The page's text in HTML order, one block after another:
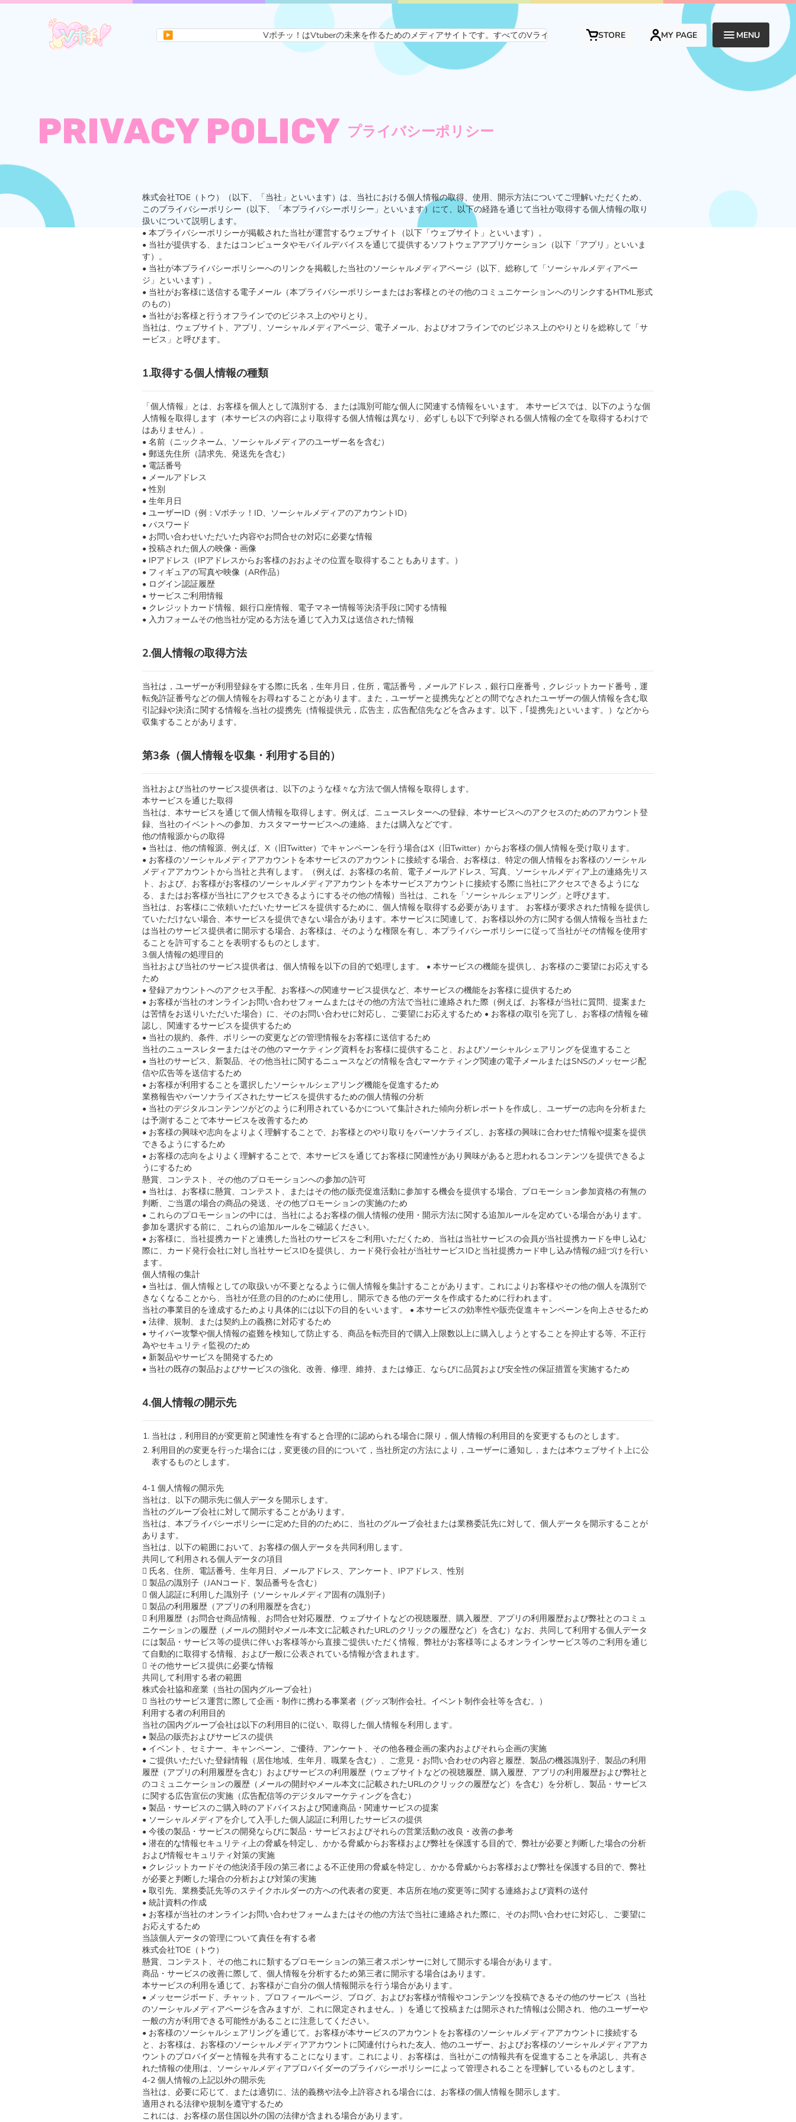
▶ Vポチッ！はVtuberの未来を作るためのメディアサイトです。すべてのVライバーとファンを“遊び”と“応援”でつなぐ、新しい形のエンタメプラットフォームで
STORE MY PAGE MENU
PRIVACY POLICY プライバシーポリシー
株式会社TOE（トウ）（以下、「当社」といいます）は、当社における個人情報の取得、使用、開示方法についてご理解いただくため、
このプライバシーポリシー（以下、「本プライバシーポリシー」といいます）にて、以下の経路を通じて当社が取得する個人情報の取り
扱いについて説明します。
• 本プライバシーポリシーが掲載された当社が運営するウェブサイト（以下「ウェブサイト」といいます）。
• 当社が提供する、またはコンピュータやモバイルデバイスを通じて提供するソフトウェアアプリケーション（以下「アプリ」といいま
す）。
• 当社が本プライバシーポリシーへのリンクを掲載した当社のソーシャルメディアページ（以下、総称して「ソーシャルメディアペー
ジ」といいます）。
• 当社がお客様に送信する電子メール（本プライバシーポリシーまたはお客様とのその他のコミュニケーションへのリンクするHTML形式
のもの）
• 当社がお客様と行うオフラインでのビジネス上のやりとり。
当社は、ウェブサイト、アプリ、ソーシャルメディアページ、電子メール、およびオフラインでのビジネス上のやりとりを総称して「サ
ービス」と呼びます。
1.取得する個人情報の種類
「個人情報」とは、お客様を個人として識別する、または識別可能な個人に関連する情報をいいます。 本サービスでは、以下のような個
人情報を取得します（本サービスの内容により取得する個人情報は異なり、必ずしも以下で列挙される個人情報の全てを取得するわけで
はありません）。
• 名前（ニックネーム、ソーシャルメディアのユーザー名を含む）
• 郵送先住所（請求先、発送先を含む）
• 電話番号
• メールアドレス
• 性別
• 生年月日
• ユーザーID（例：Vポチッ！ID、ソーシャルメディアのアカウントID）
• パスワード
• お問い合わせいただいた内容やお問合せの対応に必要な情報
• 投稿された個人の映像・画像
• IPアドレス（IPアドレスからお客様のおおよその位置を取得することもあります。）
• フィギュアの写真や映像（AR作品）
• ログイン認証履歴
• サービスご利用情報
• クレジットカード情報、銀行口座情報、電子マネー情報等決済手段に関する情報
• 入力フォームその他当社が定める方法を通じて入力又は送信された情報
2.個人情報の取得方法
当社は，ユーザーが利用登録をする際に氏名，生年月日，住所，電話番号，メールアドレス，銀行口座番号，クレジットカード番号，運
転免許証番号などの個人情報をお尋ねすることがあります。また，ユーザーと提携先などとの間でなされたユーザーの個人情報を含む取
引記録や決済に関する情報を,当社の提携先（情報提供元，広告主，広告配信先などを含みます。以下，｢提携先｣といいます。）などから
収集することがあります。
第3条（個人情報を収集・利用する目的）
当社および当社のサービス提供者は、以下のような様々な方法で個人情報を取得します。
本サービスを通じた取得
当社は、本サービスを通じて個人情報を取得します。例えば、ニュースレターへの登録、本サービスへのアクセスのためのアカウント登
録、当社のイベントへの参加、カスタマーサービスへの連絡、または購入などです。
他の情報源からの取得
• 当社は、他の情報源、例えば、X（旧Twitter）でキャンペーンを行う場合はX（旧Twitter）からお客様の個人情報を受け取ります。
• お客様のソーシャルメディアアカウントを本サービスのアカウントに接続する場合、お客様は、特定の個人情報をお客様のソーシャル
メディアアカウントから当社と共有します。（例えば、お客様の名前、電子メールアドレス、写真、ソーシャルメディア上の連絡先リス
ト、および、お客様がお客様のソーシャルメディアアカウントを本サービスアカウントに接続する際に当社にアクセスできるようにな
る、またはお客様が当社にアクセスできるようにするその他の情報）当社は、これを「ソーシャルシェアリング」と呼びます。
当社は、お客様にご依頼いただいたサービスを提供するために、個人情報を取得する必要があります。 お客様が要求された情報を提供し
ていただけない場合、本サービスを提供できない場合があります。本サービスに関連して、お客様以外の方に関する個人情報を当社また
は当社のサービス提供者に開示する場合、お客様は、そのような権限を有し、本プライバシーポリシーに従って当社がその情報を使用す
ることを許可することを表明するものとします。
3.個人情報の処理目的
当社および当社のサービス提供者は、個人情報を以下の目的で処理します。 • 本サービスの機能を提供し、お客様のご要望にお応えする
ため
• 登録アカウントへのアクセス手配、お客様への関連サービス提供など、本サービスの機能をお客様に提供するため
• お客様が当社のオンラインお問い合わせフォームまたはその他の方法で当社に連絡された際（例えば、お客様が当社に質問、提案また
は苦情をお送りいただいた場合）に、そのお問い合わせに対応し、ご要望にお応えするため • お客様の取引を完了し、お客様の情報を確
認し、関連するサービスを提供するため
• 当社の規約、条件、ポリシーの変更などの管理情報をお客様に送信するため
当社のニュースレターまたはその他のマーケティング資料をお客様に提供すること、およびソーシャルシェアリングを促進すること
• 当社のサービス、新製品、その他当社に関するニュースなどの情報を含むマーケティング関連の電子メールまたはSNSのメッセージ配
信や広告等を送信するため
• お客様が利用することを選択したソーシャルシェアリング機能を促進するため
業務報告やパーソナライズされたサービスを提供するための個人情報の分析
• 当社のデジタルコンテンツがどのように利用されているかについて集計された傾向分析レポートを作成し、ユーザーの志向を分析また
は予測することで本サービスを改善するため
• お客様の興味や志向をよりよく理解することで、お客様とのやり取りをパーソナライズし、お客様の興味に合わせた情報や提案を提供
できるようにするため
• お客様の志向をよりよく理解することで、本サービスを通じてお客様に関連性があり興味があると思われるコンテンツを提供できるよ
うにするため
懸賞、コンテスト、その他のプロモーションへの参加の許可
• 当社は、お客様に懸賞、コンテスト、またはその他の販売促進活動に参加する機会を提供する場合、プロモーション参加資格の有無の
判断、ご当選の場合の商品の発送、その他プロモーションの実施のため
• これらのプロモーションの中には、当社によるお客様の個人情報の使用・開示方法に関する追加ルールを定めている場合があります。
参加を選択する前に、これらの追加ルールをご確認ください。
• お客様に、当社提携カードと連携した当社のサービスをご利用いただくため、当社は当社サービスの会員が当社提携カードを申し込む
際に、カード発行会社に対し当社サービスIDを提供し、カード発行会社が当社サービスIDと当社提携カード申し込み情報の紐づけを行い
ます。
個人情報の集計
• 当社は、個人情報としての取扱いが不要となるように個人情報を集計することがあります。これによりお客様やその他の個人を識別で
きなくなることから、当社が任意の目的のために使用し、開示できる他のデータを作成するために行われます。
当社の事業目的を達成するためより具体的には以下の目的をいいます。 • 本サービスの効率性や販売促進キャンペーンを向上させるため
• 法律、規制、または契約上の義務に対応するため
• サイバー攻撃や個人情報の盗難を検知して防止する、商品を転売目的で購入上限数以上に購入しようとすることを抑止する等、不正行
為やセキュリティ監視のため
• 新製品やサービスを開発するため
• 当社の既存の製品およびサービスの強化、改善、修理、維持、または修正、ならびに品質および安全性の保証措置を実施するため
4.個人情報の開示先
当社は，利用目的が変更前と関連性を有すると合理的に認められる場合に限り，個人情報の利用目的を変更するものとします。
利用目的の変更を行った場合には，変更後の目的について，当社所定の方法により，ユーザーに通知し，または本ウェブサイト上に公
表するものとします。
4-1 個人情報の開示先
当社は、以下の開示先に個人データを開示します。
当社のグループ会社に対して開示することがあります。
当社は、本プライバシーポリシーに定めた目的のために、当社のグループ会社または業務委託先に対して、個人データを開示することが
あります。
当社は、以下の範囲において、お客様の個人データを共同利用します。
共同して利用される個人データの項目
 氏名、住所、電話番号、生年月日、メールアドレス、アンケート、IPアドレス、性別
 製品の識別子（JANコード、製品番号を含む）
 個人認証に利用した識別子（ソーシャルメディア固有の識別子）
 製品の利用履歴（アプリの利用履歴を含む）
 利用履歴（お問合せ商品情報、お問合せ対応履歴、ウェブサイトなどの視聴履歴、購入履歴、アプリの利用履歴および弊社とのコミュ
ニケーションの履歴（メールの開封やメール本文に記載されたURLのクリックの履歴など）を含む）なお、共同して利用する個人データ
には製品・サービス等の提供に伴いお客様等から直接ご提供いただく情報、弊社がお客様等によるオンラインサービス等のご利用を通じ
て自動的に取得する情報、および一般に公表されている情報が含まれます。
 その他サービス提供に必要な情報
共同して利用する者の範囲
株式会社協和産業（当社の国内グループ会社）
 当社のサービス運営に際して企画・制作に携わる事業者（グッズ制作会社。イベント制作会社等を含む。）
利用する者の利用目的
当社の国内グループ会社は以下の利用目的に従い、取得した個人情報を利用します。
• 製品の販売およびサービスの提供
• イベント、セミナー、キャンペーン、ご優待、アンケート、その他各種企画の案内およびそれら企画の実施
• ご提供いただいた登録情報（居住地域、生年月、職業を含む）、ご意見・お問い合わせの内容と履歴、製品の機器識別子、製品の利用
履歴（アプリの利用履歴を含む）およびサービスの利用履歴（ウェブサイトなどの視聴履歴、購入履歴、アプリの利用履歴および弊社と
のコミュニケーションの履歴（メールの開封やメール本文に記載されたURLのクリックの履歴など）を含む）を分析し、製品・サービス
に関する広告宣伝の実施（広告配信等のデジタルマーケティングを含む）
• 製品・サービスのご購入時のアドバイスおよび関連商品・関連サービスの提案
• ソーシャルメディアを介して入手した個人認証に利用したサービスの提供
• 今後の製品・サービスの開発ならびに製品・サービスおよびそれらの営業活動の改良・改善の参考
• 潜在的な情報セキュリティ上の脅威を特定し、かかる脅威からお客様および弊社を保護する目的で、弊社が必要と判断した場合の分析
および情報セキュリティ対策の実施
• クレジットカードその他決済手段の第三者による不正使用の脅威を特定し、かかる脅威からお客様および弊社を保護する目的で、弊社
が必要と判断した場合の分析および対策の実施
• 取引先、業務委託先等のステイクホルダーの方への代表者の変更、本店所在地の変更等に関する連絡および資料の送付
• 統計資料の作成
• お客様が当社のオンラインお問い合わせフォームまたはその他の方法で当社に連絡された際に、そのお問い合わせに対応し、ご要望に
お応えするため
当該個人データの管理について責任を有する者
株式会社TOE（トウ）
懸賞、コンテスト、その他これに類するプロモーションの第三者スポンサーに対して開示する場合があります。
商品・サービスの改善に際して、個人情報を分析するため第三者に開示する場合はあります。
本サービスの利用を通じて、お客様がご自分の個人情報開示を行う場合があります。
• メッセージボード、チャット、プロフィールページ、ブログ、およびお客様が情報やコンテンツを投稿できるその他のサービス（当社
のソーシャルメディアページを含みますが、これに限定されません。）を通じて投稿または開示された情報は公開され、他のユーザーや
一般の方が利用できる可能性があることに注意してください。
• お客様のソーシャルシェアリングを通じて。お客様が本サービスのアカウントをお客様のソーシャルメディアアカウントに接続する
と、お客様は、お客様のソーシャルメディアアカウントに関連付けられた友人、他のユーザー、およびお客様のソーシャルメディアアカ
ウントのプロバイダーと情報を共有することになります。これにより、お客様は、当社がこの情報共有を促進することを承認し、共有さ
れた情報の使用は、ソーシャルメディアプロバイダーのプライバシーポリシーによって管理されることを理解しているものとします。
4-2 個人情報の上記以外の開示先
当社は、必要に応じて、または適切に、法的義務や法令上許容される場合には、お客様の個人情報を開示します。
適用される法律や規制を遵守するため
これには、お客様の居住国以外の国の法律が含まれる場合があります。